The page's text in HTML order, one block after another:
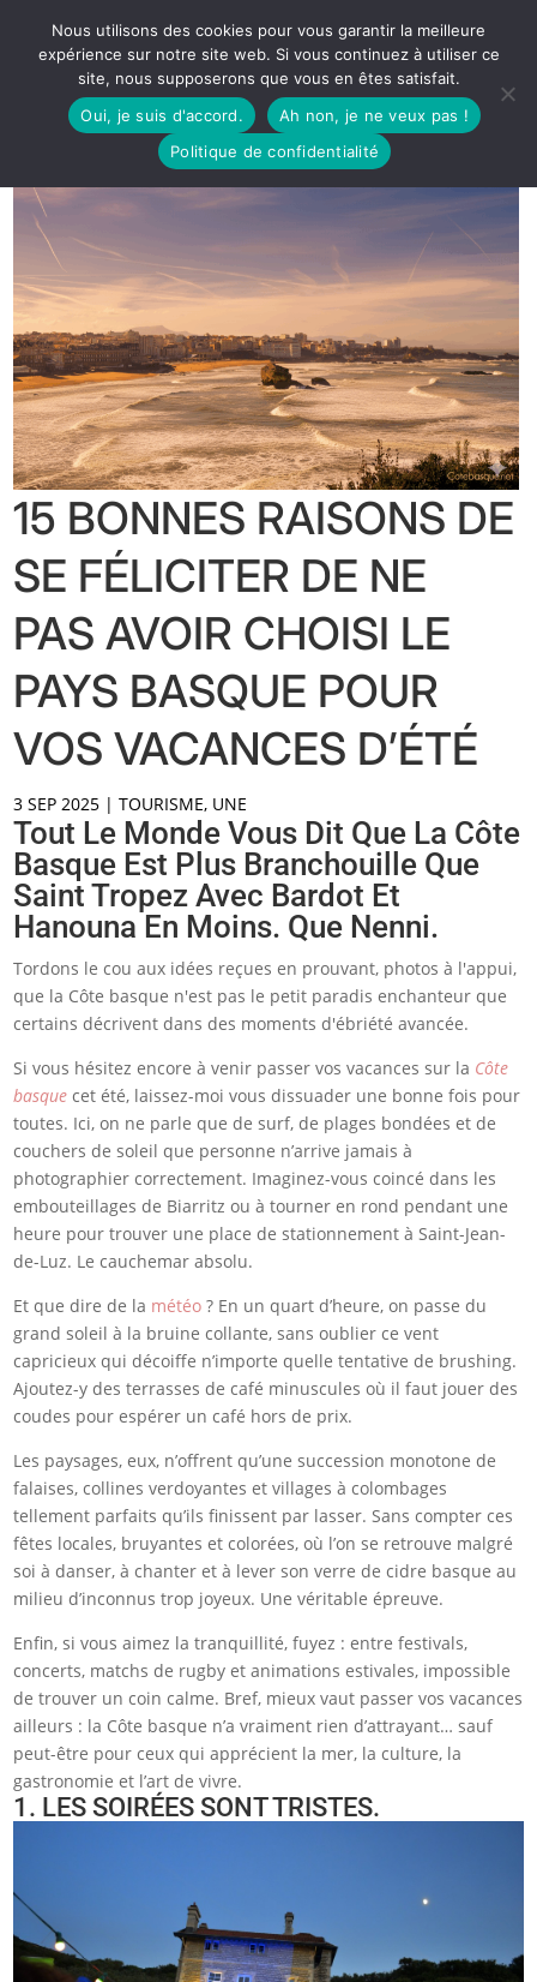
15 BONNES RAISONS DE
SE FÉLICITER DE NE
PAS AVOIR CHOISI LE
PAYS BASQUE POUR
VOS VACANCES D’ÉTÉ
3 SEP 2025 |TOURISME, UNE
Tout Le Monde Vous Dit Que La Côte
Basque Est Plus Branchouille Que
Saint Tropez Avec Bardot Et
Hanouna En Moins. Que Nenni.
Tordons le cou aux idées reçues en prouvant, photos à l'appui,
que la Côte basque n'est pas le petit paradis enchanteur que
certains décrivent dans des moments d'ébriété avancée.
Si vous hésitez encore à venir passer vos vacances sur la Côte
basquecet été, laissez-moi vous dissuader une bonne fois pour
toutes. Ici, on ne parle que de surf, de plages bondées et de
couchers de soleil que personne n’arrive jamais à
photographier correctement. Imaginez-vous coincé dans les
embouteillages de Biarritz ou à tourner en rond pendant une
heure pour trouver une place de stationnement à Saint-Jean-
de-Luz. Le cauchemar absolu.
Et que dire de la météo ? En un quart d’heure, on passe du
grand soleil à la bruine collante, sans oublier ce vent
capricieux qui décoiffe n’importe quelle tentative de brushing.
Ajoutez-y des terrasses de café minuscules où il faut jouer des
coudes pour espérer un café hors de prix.
Les paysages, eux, n’offrent qu’une succession monotone de
falaises, collines verdoyantes et villages à colombages
tellement parfaits qu’ils finissent par lasser. Sans compter ces
fêtes locales, bruyantes et colorées, où l’on se retrouve malgré
soi à danser, à chanter et à lever son verre de cidre basque au
milieu d’inconnus trop joyeux. Une véritable épreuve.
Enfin, si vous aimez la tranquillité, fuyez : entre festivals,
concerts, matchs de rugby et animations estivales, impossible
de trouver un coin calme. Bref, mieux vaut passer vos vacances
ailleurs : la Côte basque n’a vraiment rien d’attrayant… sauf
peut-être pour ceux qui apprécient la mer, la culture, la
gastronomie et l’art de vivre.
1. LES SOIRÉES SONT TRISTES.
Nous utilisons des cookies pour vous garantir la meilleure
expérience sur notre site web. Si vous continuez à utiliser ce
site, nous supposerons que vous en êtes satisfait.
Oui, je suis d'accord.
Ah non, je ne veux pas !
Politique de confidentialité